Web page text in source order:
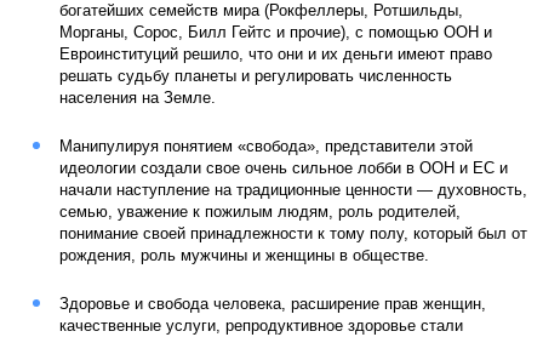
богатейших семейств мира (Рокфеллеры, Ротшильды,
Морганы, Сорос, Билл Гейтс и прочие), с помощью ООН и
Евроинституций решило, что они и их деньги имеют право
решать судьбу планеты и регулировать численность
населения на Земле.
Манипулируя понятием «свобода», представители этой
идеологии создали свое очень сильное лобби в ООН и ЕС и
начали наступление на традиционные ценности — духовность,
семью, уважение к пожилым людям, роль родителей,
понимание своей принадлежности к тому полу, который был от
рождения, роль мужчины и женщины в обществе.
Здоровье и свобода человека, расширение прав женщин,
качественные услуги, репродуктивное здоровье стали